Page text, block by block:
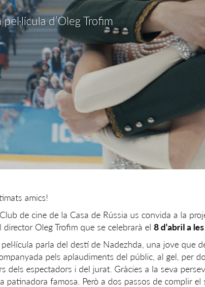
d’Oleg Trofim
amics!
de cine de la Casa de Rússia us convida a la
director Oleg Trofim que se celebrarà el 8 d’abril a
pel·lícula parla del destí de Nadezhda, una jove que
pels aplaudiments del públic, al gel, per
dels espectadors i del jurat. Gràcies a la seva
patinadora famosa. Però a dos passos de complir